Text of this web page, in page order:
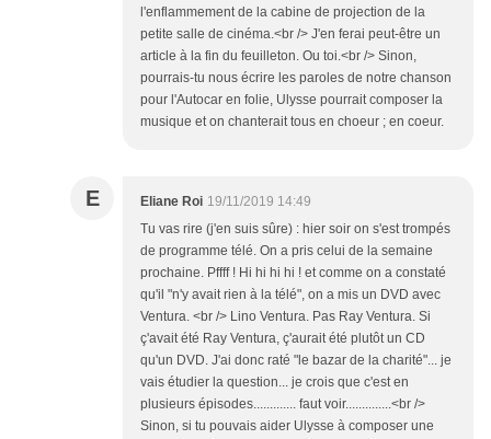
l'enflammement de la cabine de projection de la
petite salle de cinéma.<br /> J'en ferai peut-être un
article à la fin du feuilleton. Ou toi.<br /> Sinon,
pourrais-tu nous écrire les paroles de notre chanson
pour l'Autocar en folie, Ulysse pourrait composer la
musique et on chanterait tous en choeur ; en coeur.
E Eliane Roi 19/11/2019 14:49
Tu vas rire (j'en suis sûre) : hier soir on s'est trompés
de programme télé. On a pris celui de la semaine
prochaine. Pffff ! Hi hi hi hi ! et comme on a constaté
qu'il "n'y avait rien à la télé", on a mis un DVD avec
Ventura. <br /> Lino Ventura. Pas Ray Ventura. Si
ç'avait été Ray Ventura, ç'aurait été plutôt un CD
qu'un DVD. J'ai donc raté "le bazar de la charité"... je
vais étudier la question... je crois que c'est en
plusieurs épisodes............. faut voir..............<br />
Sinon, si tu pouvais aider Ulysse à composer une